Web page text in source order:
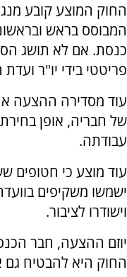
החוק המוצע קובע
כנסת. אם לא תושג
פריטטי בידי יו"ר
עוד מסדירה ההצעה
של חבריה, אופן
עבודתה.
עוד מוצע כי חטופים
ישמשו משקיפים
וישודרו לציבור.
יוזם ההצעה, חבר
החוק היא להבטיח